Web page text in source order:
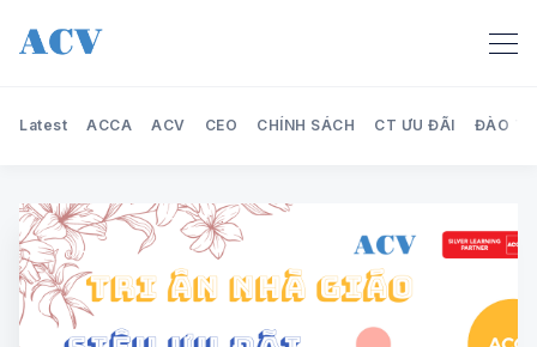
Search Audit Care Việt Nam
Latest ACCA ACV CEO CHÍNH SÁCH CT ƯU ĐÃI ĐÀO